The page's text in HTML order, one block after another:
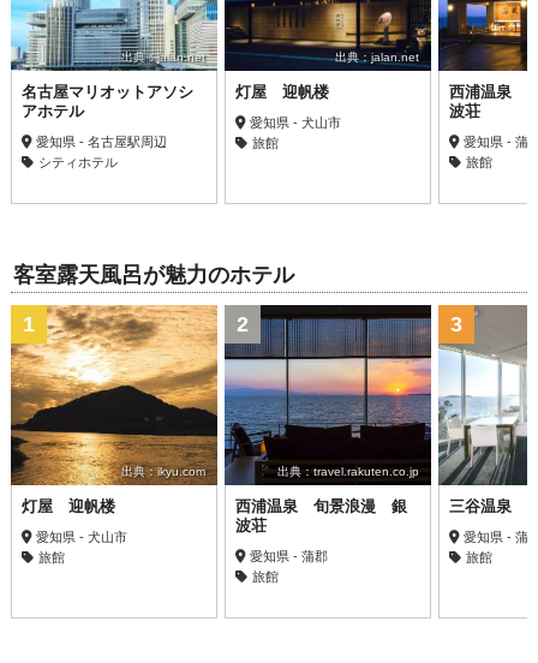
出典：jalan.net
名古屋マリオットアソシ
アホテル
愛知県 - 名古屋駅周辺
シティホテル
出典：jalan.net
灯屋 迎帆楼
愛知県 - 犬山市
旅館
西浦温泉
波荘
愛知県 - 蒲
旅館
客室露天風呂が魅力のホテル
出典：ikyu.com
1
灯屋 迎帆楼
愛知県 - 犬山市
旅館
出典：travel.rakuten.co.jp
2
西浦温泉 旬景浪漫 銀
波荘
愛知県 - 蒲郡
旅館
3
三谷温泉
愛知県 - 蒲
旅館